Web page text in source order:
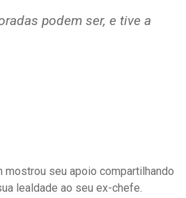
podem ser, e tive a
mostrou seu apoio compartilhando
lealdade ao seu ex-chefe.